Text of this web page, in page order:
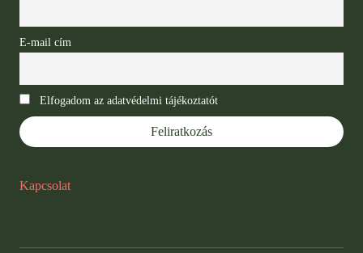
E-mail cím
Elfogadom az adatvédelmi tájékoztatót
Kapcsolat